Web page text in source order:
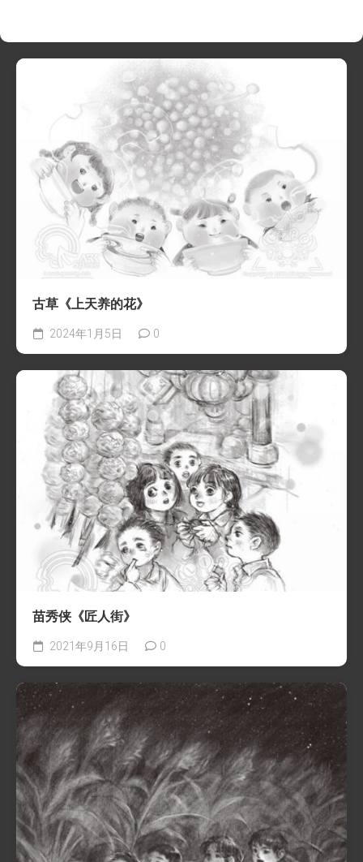
古草《上天养的花》
2024年1月5日 0
苗秀侠《匠人街》
2021年9月16日 0